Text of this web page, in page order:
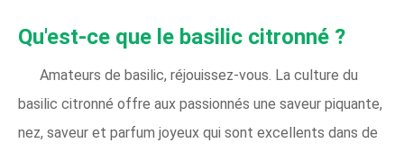
Qu'est-ce que le basilic citronné ?
Amateurs de basilic, réjouissez-vous. La culture du
basilic citronné offre aux passionnés une saveur piquante,
nez, saveur et parfum joyeux qui sont excellents dans de